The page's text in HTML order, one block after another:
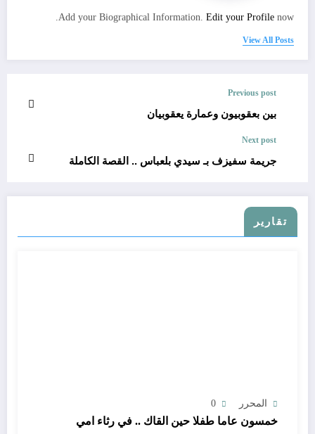
Add your Biographical Information. Edit your Profile now.
View All Posts
Previous post
بين بعقوبيون وعمارة يعقوبيان
Next post
جريمة سفيزف بـ سيدي بلعباس .. القصة الكاملة
تقارير
المحرر 0
خمسون عاما طفلا حين القاك .. في رثاء امي